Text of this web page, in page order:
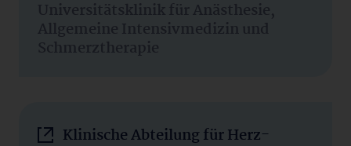
Universitätsklinik für Anästhesie,
Allgemeine Intensivmedizin und
Schmerztherapie
Klinische Abteilung für Herz-